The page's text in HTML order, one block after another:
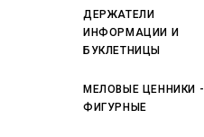
ДЕРЖАТЕЛИ
ИНФОРМАЦИИ И
БУКЛЕТНИЦЫ
МЕЛОВЫЕ ЦЕННИКИ -
ФИГУРНЫЕ